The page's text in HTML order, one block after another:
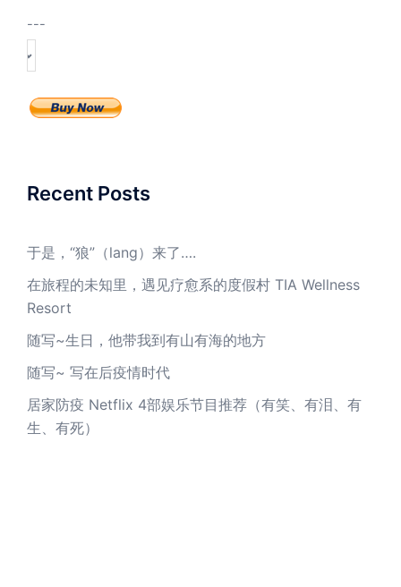
---
Recent Posts
于是，“狼”（lang）来了….
在旅程的未知里，遇见疗愈系的度假村 TIA Wellness
Resort
随写~生日，他带我到有山有海的地方
随写~ 写在后疫情时代
居家防疫 Netflix 4部娱乐节目推荐（有笑、有泪、有
生、有死）